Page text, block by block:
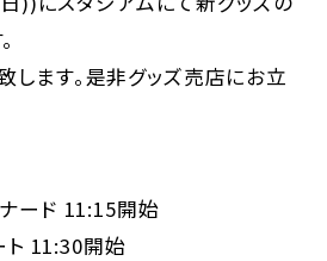
します。是非グッズ売店にお立
ード 11:15開始
ト 11:30開始